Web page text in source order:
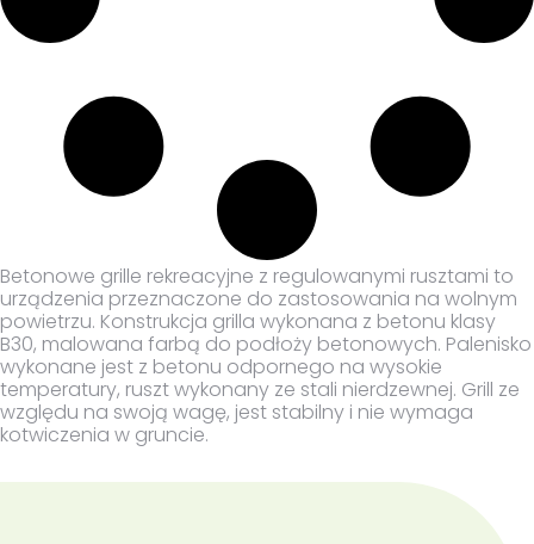
Betonowe grille rekreacyjne z regulowanymi rusztami to
urządzenia przeznaczone do zastosowania na wolnym
powietrzu. Konstrukcja grilla wykonana z betonu klasy
B30, malowana farbą do podłoży betonowych. Palenisko
wykonane jest z betonu odpornego na wysokie
temperatury, ruszt wykonany ze stali nierdzewnej. Grill ze
względu na swoją wagę, jest stabilny i nie wymaga
kotwiczenia w gruncie.